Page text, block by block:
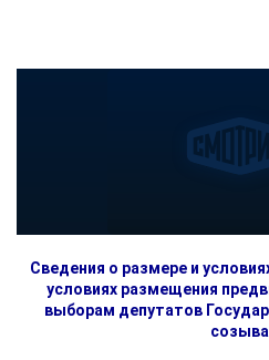
Сведения о размере и
условиях размещения
выборам депутатов
созыва